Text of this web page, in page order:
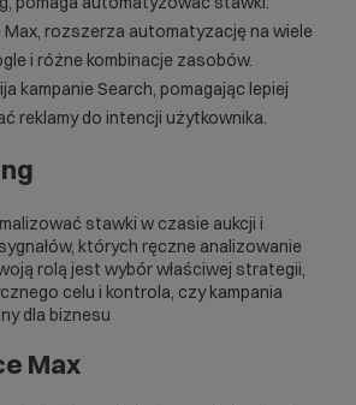
Max, rozszerza automatyzację na wiele
i różne kombinacje zasobów.
kampanie Search, pomagając lepiej
reklamy do intencji użytkownika.
stawki w czasie aukcji i
których ręczne analizowanie
rolą jest wybór właściwej strategii,
celu i kontrola, czy kampania
dla biznesu
Max